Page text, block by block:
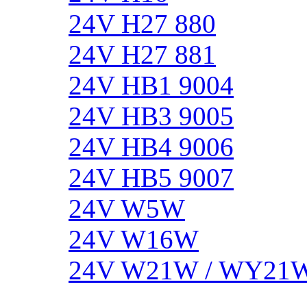
24V H27 880
24V H27 881
24V HB1 9004
24V HB3 9005
24V HB4 9006
24V HB5 9007
24V W5W
24V W16W
24V W21W /